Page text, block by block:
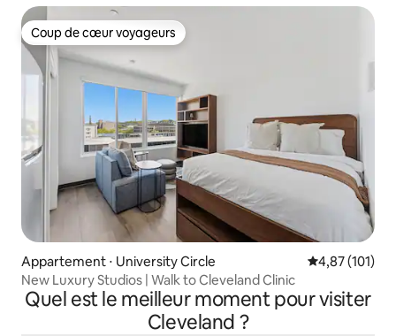
Coup de cœur voyageurs
Coup de cœur voyageurs
Appartement ⋅ University Circle Évaluation
4,87 (101)
New Luxury Studios | Walk to Cleveland Clinic
Quel est le meilleur moment pour visiter
Cleveland ?